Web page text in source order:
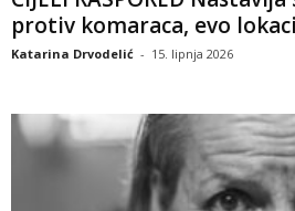
protiv komaraca, evo
Katarina Drvodelić - 15. lipnja 2026